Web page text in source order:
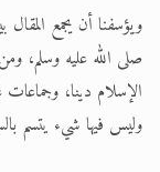
ويؤسفنا أن يجمع المقال
صلى الله عليه وسلم،
الإسلام دينا، وجماعات
وليس فيها شيء يتسم